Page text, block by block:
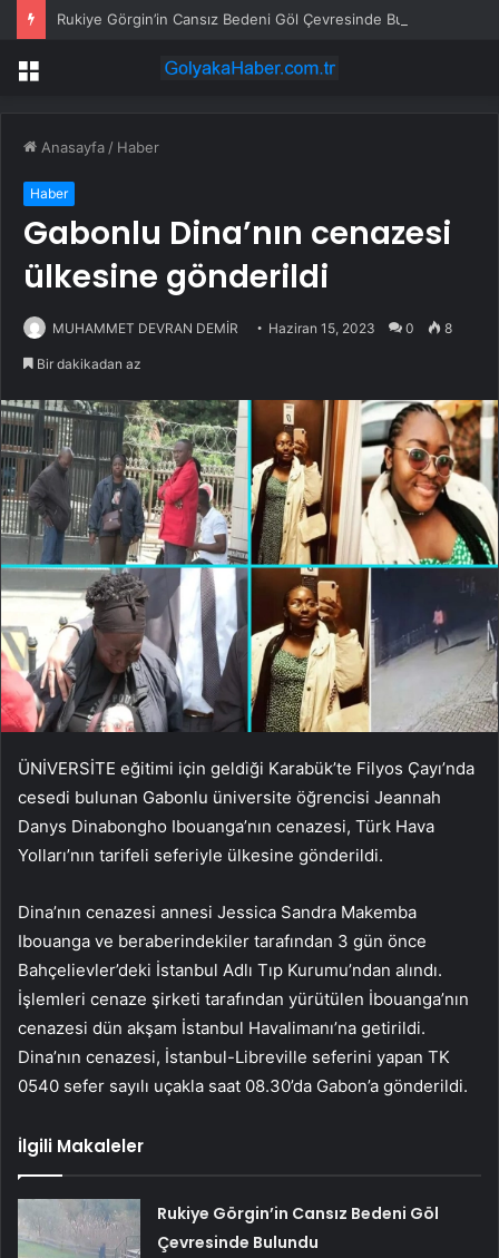
Rukiye Görgin’in Cansız Bedeni Göl Çevresinde Bulundu
Menü
Anasayfa / Haber
Haber
Gabonlu Dina’nın cenazesi
ülkesine gönderildi
MUHAMMET DEVRAN DEMİR Haziran 15, 2023 0 8
Bir dakikadan az
ÜNİVERSİTE eğitimi için geldiği Karabük’te Filyos Çayı’nda
cesedi bulunan Gabonlu üniversite öğrencisi Jeannah
Danys Dinabongho Ibouanga’nın cenazesi, Türk Hava
Yolları’nın tarifeli seferiyle ülkesine gönderildi.
Dina’nın cenazesi annesi Jessica Sandra Makemba
Ibouanga ve beraberindekiler tarafından 3 gün önce
Bahçelievler’deki İstanbul Adlı Tıp Kurumu’ndan alındı.
İşlemleri cenaze şirketi tarafından yürütülen İbouanga’nın
cenazesi dün akşam İstanbul Havalimanı’na getirildi.
Dina’nın cenazesi, İstanbul-Libreville seferini yapan TK
0540 sefer sayılı uçakla saat 08.30’da Gabon’a gönderildi.
İlgili Makaleler
Rukiye Görgin’in Cansız Bedeni Göl
Çevresinde Bulundu